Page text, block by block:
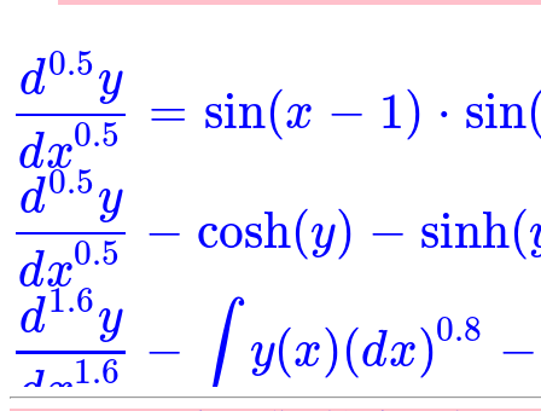
d0.5y
dx0.5 = sin(x − 1) ⋅ sin
d0.5ydx0.5=sin 1)⋅sin y)
d0.5y
dx0.5 − cosh(y) − sinh(
d0.5ydx0.5-cosh y)-sinh (y)=0
d1.6y
dx1.6 − ∫ y(x)(dx)0.8 −
d1.6ydx1.6-∫y(x dx)0.8 exp x)= 0